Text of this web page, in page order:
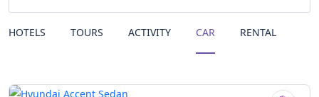
HOTELS TOURS ACTIVITY CAR RENTAL